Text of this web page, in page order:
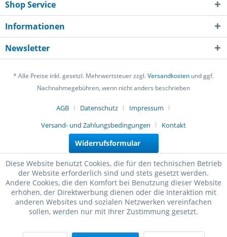
Shop Service
Informationen
Newsletter
* Alle Preise inkl. gesetzl. Mehrwertsteuer zzgl.Versandkosten und ggf.
Nachnahmegebühren, wenn nicht anders beschrieben
AGB Datenschutz
Impressum
Versand- und Zahlungsbedingungen
Kontakt
Widerrufsformular
Diese Website benutzt Cookies, die für den technischen Betrieb
der Website erforderlich sind und stets gesetzt werden.
Andere Cookies, die den Komfort bei Benutzung dieser Website
erhöhen, der Direktwerbung dienen oder die Interaktion mit
anderen Websites und sozialen Netzwerken vereinfachen
sollen, werden nur mit Ihrer Zustimmung gesetzt.